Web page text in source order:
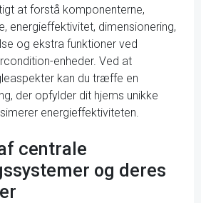
at forstå komponenterne,
energieffektivitet, dimensionering,
og ekstra funktioner ved
enheder. Ved at
kan du træffe en
der opfylder dit hjems unikke
energieffektiviteten.
centrale
og deres